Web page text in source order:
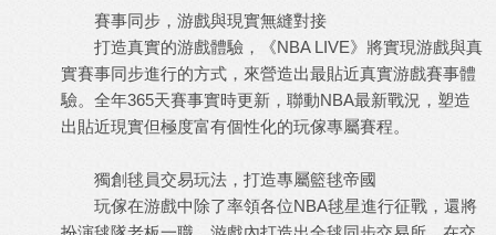
賽事同步，游戲與現實無縫對接
打造真實的游戲體驗，《NBA LIVE》將實現游戲與真
實賽事同步進行的方式，來營造出最貼近真實游戲賽事體
驗。全年365天賽事實時更新，聯動NBA最新戰況，塑造
出貼近現實但極度富有個性化的玩傢專屬賽程。
獨創毬員交易玩法，打造專屬籃毬帝國
玩傢在游戲中除了率領各位NBA毬星進行征戰，還將